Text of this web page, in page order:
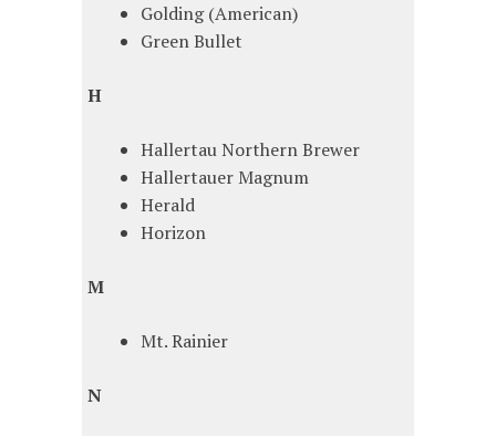
Golding (American)
Green Bullet
H
Hallertau Northern Brewer
Hallertauer Magnum
Herald
Horizon
M
Mt. Rainier
N